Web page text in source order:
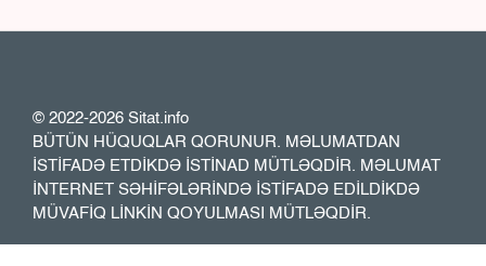
09:30 Sosial media fenomeni canlı yayım zamanı
güllələnərək öldürülüb
09:16 Bakı metrosunda sərnişinlər qatardan
DÜŞÜRÜLDÜLƏR - FOTO - VİDEO
© 2022-2026 Sitat.info
BÜTÜN HÜQUQLAR QORUNUR. MƏLUMATDAN
İSTİFADƏ ETDİKDƏ İSTİNAD MÜTLƏQDİR. MƏLUMAT
İNTERNET SƏHİFƏLƏRİNDƏ İSTİFADƏ EDİLDİKDƏ
MÜVAFİQ LİNKİN QOYULMASI MÜTLƏQDİR.